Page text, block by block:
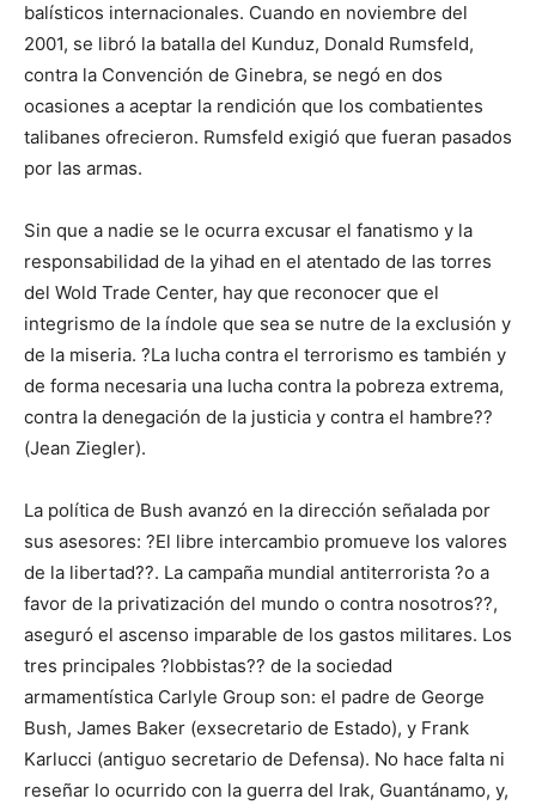
balísticos internacionales. Cuando en noviembre del
2001, se libró la batalla del Kunduz, Donald Rumsfeld,
contra la Convención de Ginebra, se negó en dos
ocasiones a aceptar la rendición que los combatientes
talibanes ofrecieron. Rumsfeld exigió que fueran pasados
por las armas.
Sin que a nadie se le ocurra excusar el fanatismo y la
responsabilidad de la yihad en el atentado de las torres
del Wold Trade Center, hay que reconocer que el
integrismo de la índole que sea se nutre de la exclusión y
de la miseria. ?La lucha contra el terrorismo es también y
de forma necesaria una lucha contra la pobreza extrema,
contra la denegación de la justicia y contra el hambre??
(Jean Ziegler).
La política de Bush avanzó en la dirección señalada por
sus asesores: ?El libre intercambio promueve los valores
de la libertad??. La campaña mundial antiterrorista ?o a
favor de la privatización del mundo o contra nosotros??,
aseguró el ascenso imparable de los gastos militares. Los
tres principales ?lobbistas?? de la sociedad
armamentística Carlyle Group son: el padre de George
Bush, James Baker (exsecretario de Estado), y Frank
Karlucci (antiguo secretario de Defensa). No hace falta ni
reseñar lo ocurrido con la guerra del Irak, Guantánamo, y,